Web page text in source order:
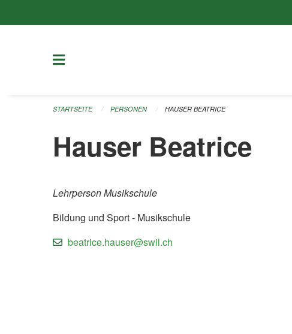
STARTSEITE PERSONEN HAUSER BEATRICE
Hauser Beatrice
Lehrperson Musikschule
Bildung und Sport - Musikschule
beatrice.hauser@swil.ch